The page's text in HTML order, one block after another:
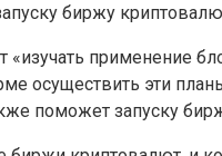
биржу
применение
осуществить эти
поможет запуску